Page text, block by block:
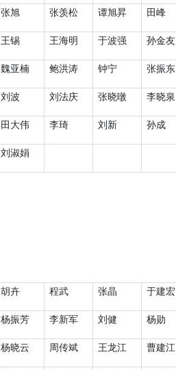
张旭 张羡松 谭旭昇 田峰
王锡 王海明 于波强 孙金友
魏亚楠 鲍洪涛 钟宁 张振东
刘波 刘法庆 张晓暾 李晓泉
田大伟 李琦 刘新 孙成
刘淑娟
胡卉 程武 张晶 于建宏
杨振芳 李新军 刘健 杨勋
杨晓云 周传斌 王龙江 曹建江